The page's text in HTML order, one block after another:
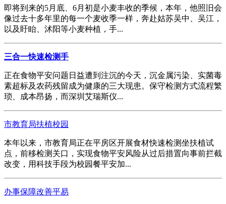
即将到来的5月底、6月初是小麦丰收的季候，本年，他照旧会
像过去十多年里的每一个麦收季一样，奔赴姑苏吴中、吴江，
以及盱眙、沭阳等小麦种植，手...
三合一快速检测手
正在食物平安问题日益遭到注沉的今天，沉金属污染、实菌毒
素超标及农药残留成为健康的三大现患。保守检测方式流程繁
琐、成本昂扬，而深圳艾瑞斯仪...
市教育局扶植校园
本年以来，市教育局正在平房区开展食材快速检测坐扶植试
点，前移检测关口，实现食物平安风险从过后措置向事前拦截
改变，用科技手段为校园餐平安加...
办事保障改善平易